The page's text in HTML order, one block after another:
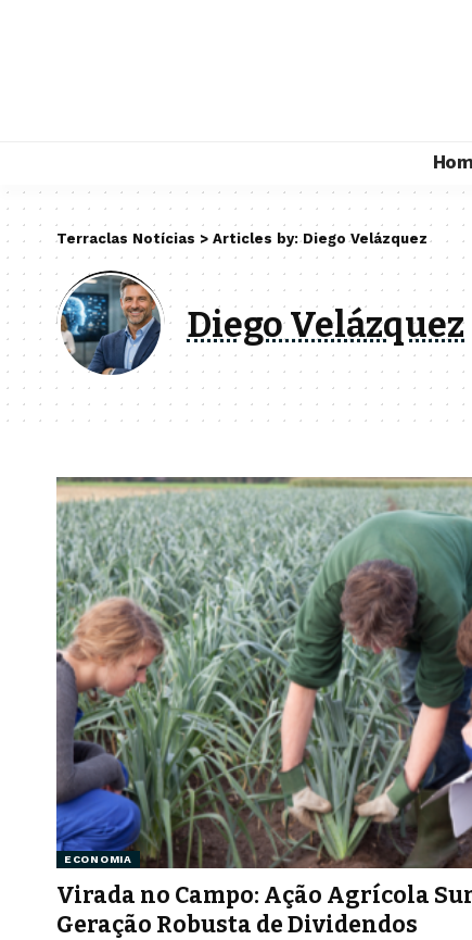
Terraclas Notícias > Articles by: Diego Velázquez
Diego Velázquez
ECONOMIA
Virada no Campo: Ação Agrícola
Geração Robusta de Dividendos